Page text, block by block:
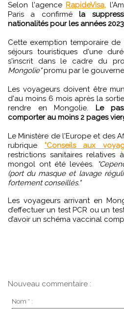
Selon l'agence RapideVisa,
Paris a confirméla
nationalités pour les années
Cette exemption temporaire
séjours touristiques d'une
s'inscrit dans le cadre du
Mongolie"promu par le
Les voyageurs doivent être
d'au moins 6 mois après la
rendre en Mongolie. Le
comporter au moins 2 pages
Le Ministère de l'Europe et des
rubrique "Conseils aux
restrictions sanitaires relatives
mongol ont été levées.
(port du masque et lavage
fortement conseillés."
Les voyageurs arrivant en Mongolie ne sont plus tenus
d’effectuer un test PCR ou un
d’avoir un schéma vaccinal
Nouveau commentaire :
Nom * :